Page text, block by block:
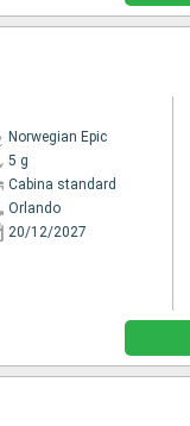
Norwegian Epic
5 g
Cabina standard
Orlando
20/12/2027